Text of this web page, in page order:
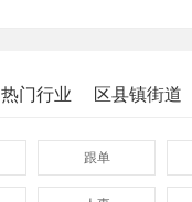
热门行业 区县镇街道
跟单